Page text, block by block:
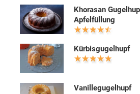
Khorasan
Apfelfüllung
Kürbisgugelhupf
Vanillegugelhupf